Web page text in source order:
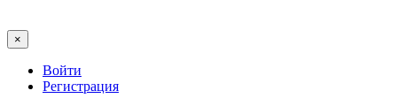
×
Войти
Регистрация